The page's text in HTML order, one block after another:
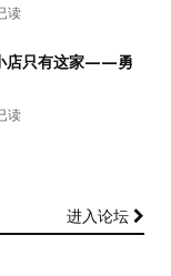
读
店只有这家——勇
读
进入论坛